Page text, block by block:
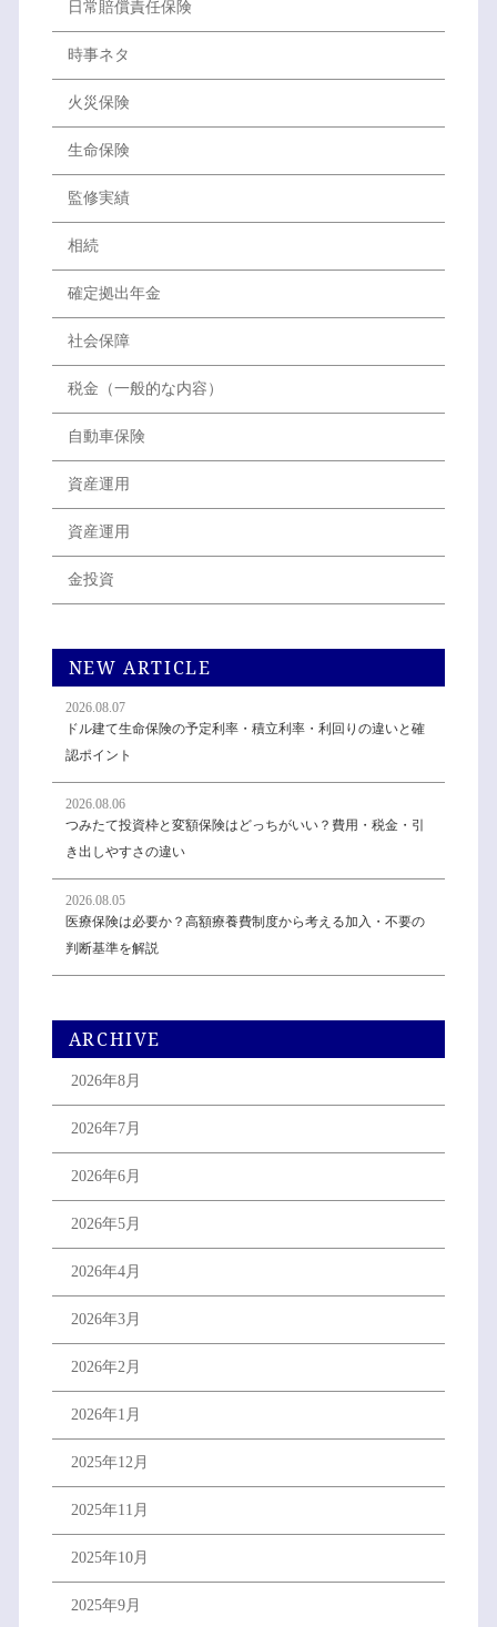
日常賠償責任保険
時事ネタ
火災保険
生命保険
監修実績
相続
確定拠出年金
社会保障
税金（一般的な内容）
自動車保険
資産運用
資産運用
金投資
NEW ARTICLE
2026.08.07
ドル建て生命保険の予定利率・積立利率・利回りの違いと確
認ポイント
2026.08.06
つみたて投資枠と変額保険はどっちがいい？費用・税金・引
き出しやすさの違い
2026.08.05
医療保険は必要か？高額療養費制度から考える加入・不要の
判断基準を解説
ARCHIVE
2026年8月
2026年7月
2026年6月
2026年5月
2026年4月
2026年3月
2026年2月
2026年1月
2025年12月
2025年11月
2025年10月
2025年9月